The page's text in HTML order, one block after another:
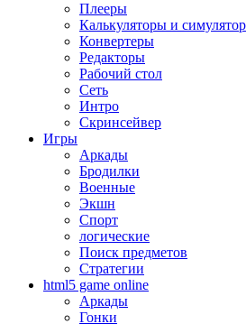
Плееры
Калькуляторы и
Конвертеры
Редакторы
Рабочий стол
Сеть
Интро
Скринсейвер
Игры
Аркады
Бродилки
Военные
Экшн
Спорт
логические
Поиск предметов
Стратегии
html5 game online
Аркады
Гонки